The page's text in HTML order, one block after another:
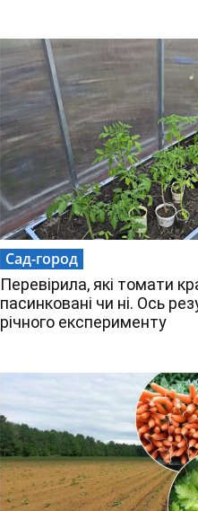
Сад-город
Перевірила, які томати
пасинковані чи ні. Ось
річного експерименту